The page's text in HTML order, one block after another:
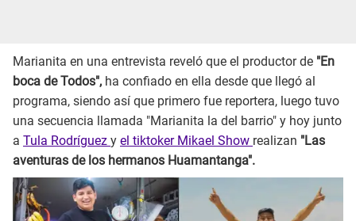
Marianita en una entrevista reveló que el productor de "En
boca de Todos", ha confiado en ella desde que llegó al
programa, siendo así que primero fue reportera, luego tuvo
una secuencia llamada "Marianita la del barrio" y hoy junto
a Tula Rodríguez y el tiktoker Mikael Show realizan "Las
aventuras de los hermanos Huamantanga".